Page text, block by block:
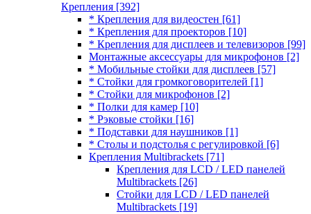
Крепления [392]
* Крепления для видеостен [61]
* Крепления для проекторов [10]
* Крепления для дисплеев и телевизоров [99]
Монтажные аксессуары для микрофонов [2]
* Мобильные стойки для дисплеев [57]
* Стойки для громкоговорителей [1]
* Стойки для микрофонов [2]
* Полки для камер [10]
* Рэковые стойки [16]
* Подставки для наушников [1]
* Столы и подстолья с регулировкой [6]
Крепления Multibrackets [71]
Крепления для LCD / LED панелей
Multibrackets [26]
Стойки для LCD / LED панелей
Multibrackets [19]